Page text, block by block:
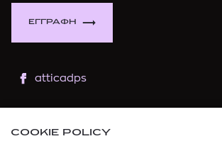
ΕΓΓΡΑΦΗ
atticadps
COOKIE POLICY